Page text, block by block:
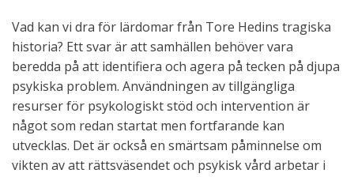
Vad kan vi dra för lärdomar från Tore Hedins tragiska
historia? Ett svar är att samhällen behöver vara
beredda på att identifiera och agera på tecken på djupa
psykiska problem. Användningen av tillgängliga
resurser för psykologiskt stöd och intervention är
något som redan startat men fortfarande kan
utvecklas. Det är också en smärtsam påminnelse om
vikten av att rättsväsendet och psykisk vård arbetar i